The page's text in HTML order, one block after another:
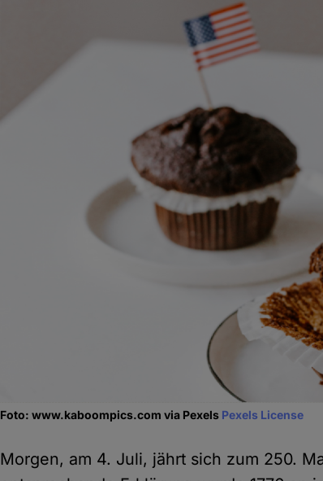
Foto: www.kaboompics.com via Pexels Pexels License
Morgen, am 4. Juli, jährt sich zum 250.